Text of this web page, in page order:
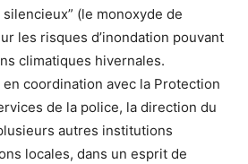
(le monoxyde de
les risques d’inondation pouvant
climatiques hivernales.
en coordination avec la Protection
de la police, la direction du
autres institutions
locales, dans un esprit de